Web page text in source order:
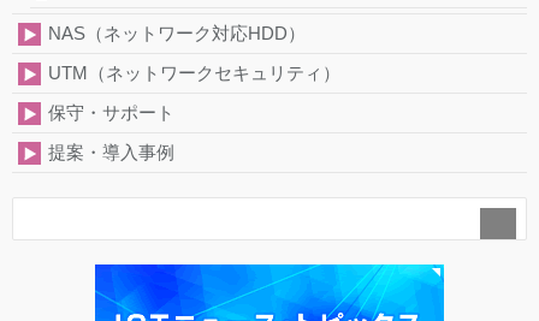
NAS（ネットワーク対応HDD）
UTM（ネットワークセキュリティ）
保守・サポート
提案・導入事例